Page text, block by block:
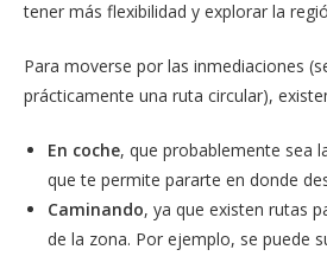
tener más flexibilidad y explorar la
Para moverse por las inmediaciones
prácticamente una ruta circular),
En coche, que probablemente sea
que te permite pararte en donde
Caminando, ya que existen rutas
de la zona. Por ejemplo, se puede